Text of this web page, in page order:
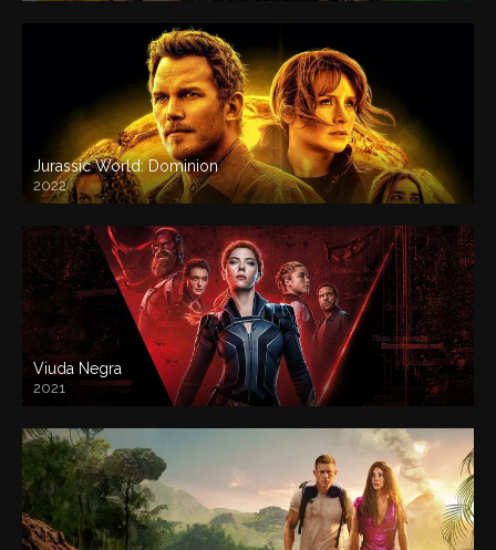
Jurassic World: Dominion
2022
Viuda Negra
2021